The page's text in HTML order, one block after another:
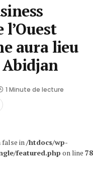
aura lieu
Abidjan
1 Minute de lecture
false in/htdocs/wp-
featured.php on line 78